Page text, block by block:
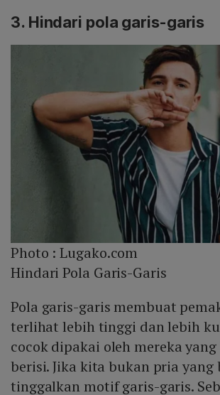
3. Hindari pola garis-garis
Photo :Lugako.com
Hindari Pola Garis-Garis
Pola garis-garis membuat
terlihat lebih tinggi dan lebih
cocok dipakai oleh mereka
berisi. Jika kita bukan pria yang
tinggalkan motif garis-garis.